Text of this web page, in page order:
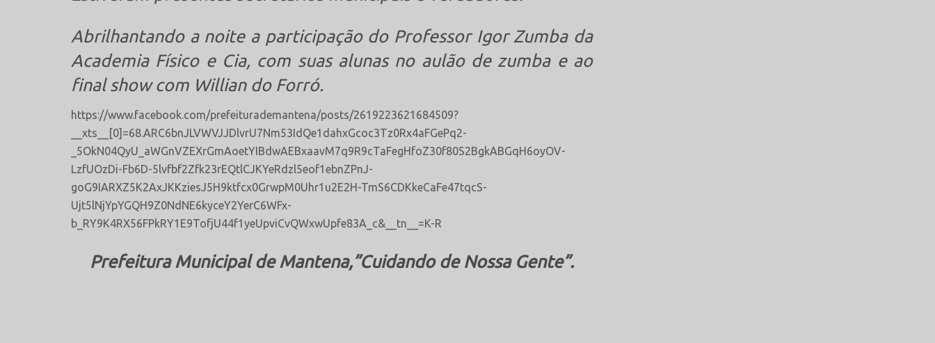
Abrilhantando a noite a participação do Professor Igor Zumba da
Academia Físico e Cia, com suas alunas no aulão de zumba e ao
final show com Willian do Forró.
https://www.facebook.com/prefeiturademantena/posts/2619223621684509?
__xts__[0]=68.ARC6bnJLVWVJJDlvrU7Nm53IdQe1dahxGcoc3Tz0Rx4aFGePq2-
_5OkN04QyU_aWGnVZEXrGmAoetYIBdwAEBxaavM7q9R9cTaFegHfoZ30f80S2BgkABGqH6oyOV-
LzfUOzDi-Fb6D-5lvfbf2Zfk23rEQtlCJKYeRdzl5eof1ebnZPnJ-
goG9IARXZ5K2AxJKKziesJ5H9ktfcx0GrwpM0Uhr1u2E2H-TmS6CDKkeCaFe47tqcS-
Ujt5lNjYpYGQH9Z0NdNE6kyceY2YerC6WFx-
b_RY9K4RX56FPkRY1E9TofjU44f1yeUpviCvQWxwUpfe83A_c&__tn__=K-R
Prefeitura Municipal de Mantena,”Cuidando de Nossa Gente”.